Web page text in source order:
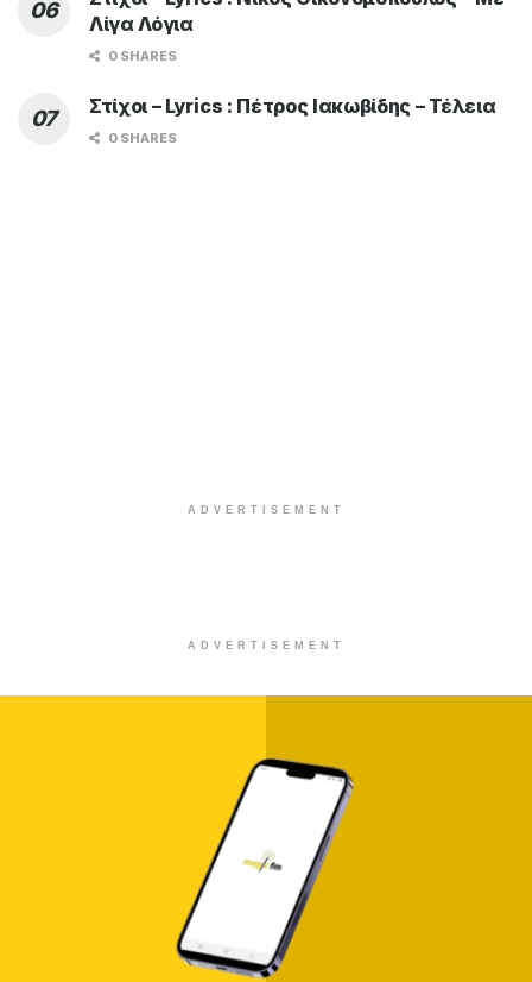
Λίγα Λόγια
0 SHARES
Στίχοι – Lyrics : Πέτρος Ιακωβίδης – Τέλεια
0 SHARES
ADVERTISEMENT
ADVERTISEMENT